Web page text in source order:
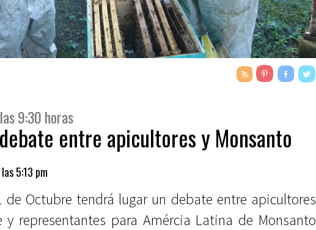
9:30 horas
entre apicultores y Monsanto
5:13 pm
de Octubre tendrá lugar un debate entre apicultores
y representantes para Amércia Latina de Monsanto